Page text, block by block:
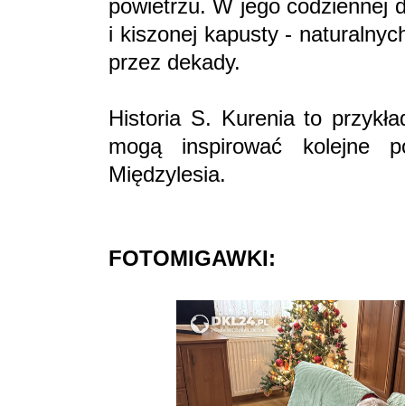
powietrzu. W jego codziennej
i kiszonej kapusty -
przez dekady.
Historia S. Kurenia to
mogą inspirować kolejne
Międzylesia.
FOTOMIGAWKI: